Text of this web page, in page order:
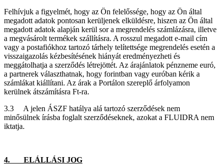
Felhívjuk a figyelmét, hogy az Ön felelőssége, hogy az Ön által
megadott adatok pontosan kerüljenek elküldésre, hiszen az Ön által
megadott adatok alapján kerül sor a megrendelés számlázásra, illetve
a megvásárolt termékek szállításra. A rosszul megadott e-mail cím
vagy a postafiókhoz tartozó tárhely telítettsége megrendelés esetén a
visszaigazolás kézbesítésének hiányát eredményezheti és
meggátolhatja a szerződés létrejöttét. Az árajánlatok pénzneme euró,
a partnerek választhatnak, hogy forintban vagy euróban kérik a
számlákat kiállítani. Az árak a Portálon szereplő árfolyamon
kerülnek átszámításra Ft-ra.
3.3 A jelen ÁSZF hatálya alá tartozó szerződések nem
minősülnek írásba foglalt szerződéseknek, azokat a FLUIDRA nem
iktatja.
4. ELÁLLÁSI JOG